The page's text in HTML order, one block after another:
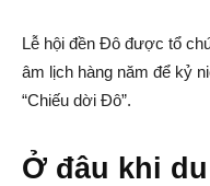
Lễ hội đền Đô được tổ
âm lịch hàng năm để kỷ
“Chiếu dời Đô”.
Ở đâu khi